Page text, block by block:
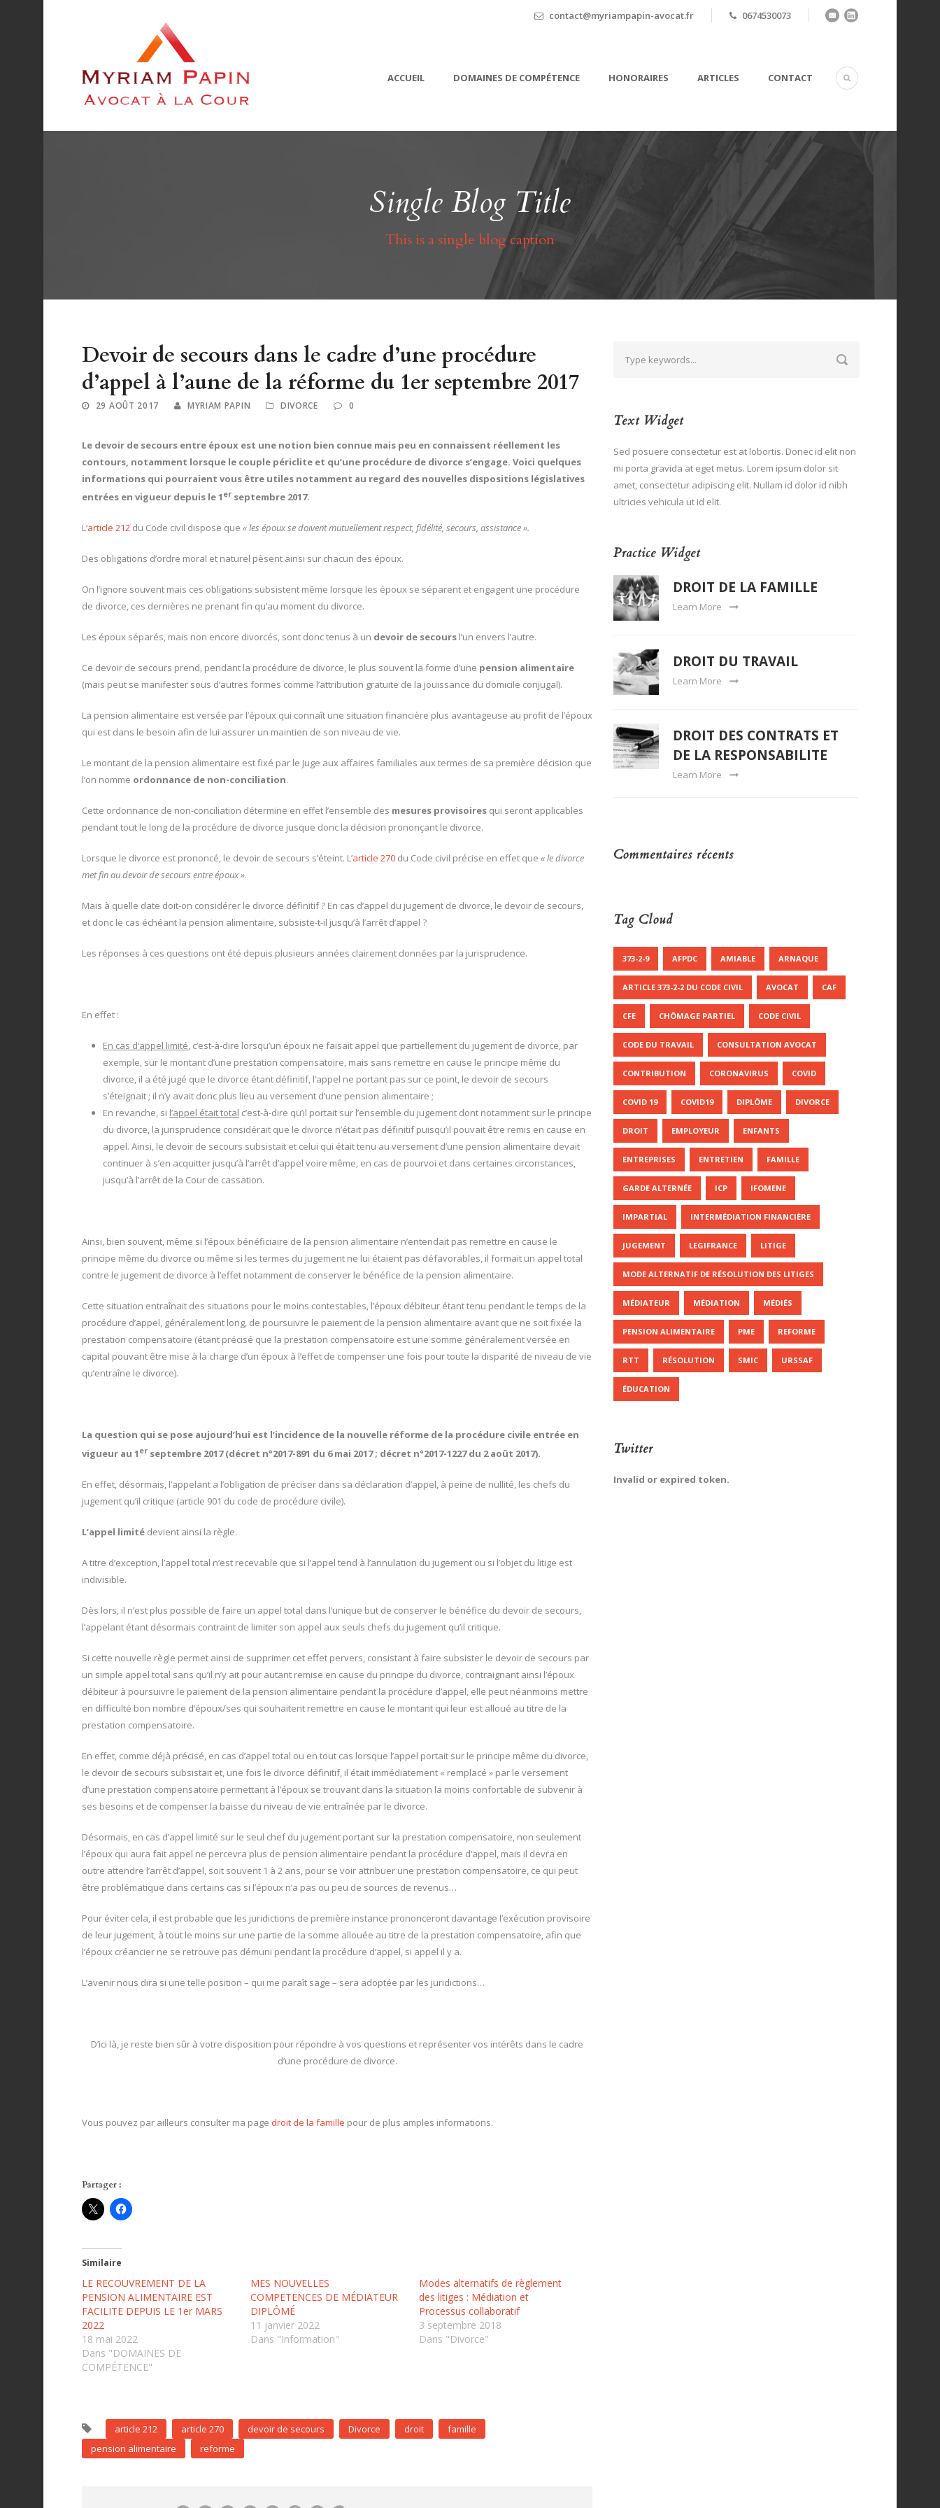
contact@myriampapin-avocat.fr 0674530073
ACCUEIL DOMAINES DE COMPÉTENCE HONORAIRES ARTICLES CONTACT
Single Blog Title
This is a single blog caption
Devoir de secours dans le cadre d’une procédure
d’appel à l’aune de la réforme du 1er septembre 2017
29 AOÛT 2017 MYRIAM PAPIN DIVORCE 0
Le devoir de secours entre époux est une notion bien connue mais peu en connaissent réellement les
contours, notamment lorsque le couple périclite et qu’une procédure de divorce s’engage. Voici quelques
informations qui pourraient vous être utiles notamment au regard des nouvelles dispositions législatives
entrées en vigueur depuis le 1 er septembre 2017.
L’article 212 du Code civil dispose que « les époux se doivent mutuellement respect, fidélité, secours, assistance ».
Des obligations d’ordre moral et naturel pèsent ainsi sur chacun des époux.
On l’ignore souvent mais ces obligations subsistent même lorsque les époux se séparent et engagent une procédure
de divorce, ces dernières ne prenant fin qu’au moment du divorce.
Les époux séparés, mais non encore divorcés, sont donc tenus à un devoir de secours l’un envers l’autre.
Ce devoir de secours prend, pendant la procédure de divorce, le plus souvent la forme d’une pension alimentaire
(mais peut se manifester sous d’autres formes comme l’attribution gratuite de la jouissance du domicile conjugal).
La pension alimentaire est versée par l’époux qui connaît une situation financière plus avantageuse au profit de l’époux
qui est dans le besoin afin de lui assurer un maintien de son niveau de vie.
Le montant de la pension alimentaire est fixé par le Juge aux affaires familiales aux termes de sa première décision que
l’on nomme ordonnance de non-conciliation.
Cette ordonnance de non-conciliation détermine en effet l’ensemble des mesures provisoires qui seront applicables
pendant tout le long de la procédure de divorce jusque donc la décision prononçant le divorce.
Lorsque le divorce est prononcé, le devoir de secours s’éteint. L’article 270 du Code civil précise en effet que « le divorce
met fin au devoir de secours entre époux ».
Mais à quelle date doit-on considérer le divorce définitif ? En cas d’appel du jugement de divorce, le devoir de secours,
et donc le cas échéant la pension alimentaire, subsiste-t-il jusqu’à l’arrêt d’appel ?
Les réponses à ces questions ont été depuis plusieurs années clairement données par la jurisprudence.
En effet :
En cas d’appel limité, c’est-à-dire lorsqu’un époux ne faisait appel que partiellement du jugement de divorce, par
exemple, sur le montant d’une prestation compensatoire, mais sans remettre en cause le principe même du
divorce, il a été jugé que le divorce étant définitif, l’appel ne portant pas sur ce point, le devoir de secours
s’éteignait ; il n’y avait donc plus lieu au versement d’une pension alimentaire ;
En revanche, si l’appel était total c’est-à-dire qu’il portait sur l’ensemble du jugement dont notamment sur le principe
du divorce, la jurisprudence considérait que le divorce n’était pas définitif puisqu’il pouvait être remis en cause en
appel. Ainsi, le devoir de secours subsistait et celui qui était tenu au versement d’une pension alimentaire devait
continuer à s’en acquitter jusqu’à l’arrêt d’appel voire même, en cas de pourvoi et dans certaines circonstances,
jusqu’à l’arrêt de la Cour de cassation.
Ainsi, bien souvent, même si l’époux bénéficiaire de la pension alimentaire n’entendait pas remettre en cause le
principe même du divorce ou même si les termes du jugement ne lui étaient pas défavorables, il formait un appel total
contre le jugement de divorce à l’effet notamment de conserver le bénéfice de la pension alimentaire.
Cette situation entraînait des situations pour le moins contestables, l’époux débiteur étant tenu pendant le temps de la
procédure d’appel, généralement long, de poursuivre le paiement de la pension alimentaire avant que ne soit fixée la
prestation compensatoire (étant précisé que la prestation compensatoire est une somme généralement versée en
capital pouvant être mise à la charge d’un époux à l’effet de compenser une fois pour toute la disparité de niveau de vie
qu’entraîne le divorce).
La question qui se pose aujourd’hui est l’incidence de la nouvelle réforme de la procédure civile entrée en
vigueur au 1 er septembre 2017 (décret n°2017-891 du 6 mai 2017 ; décret n°2017-1227 du 2 août 2017).
En effet, désormais, l’appelant a l’obligation de préciser dans sa déclaration d’appel, à peine de nullité, les chefs du
jugement qu’il critique (article 901 du code de procédure civile).
L’appel limité devient ainsi la règle.
A titre d’exception, l’appel total n’est recevable que si l’appel tend à l’annulation du jugement ou si l’objet du litige est
indivisible.
Dès lors, il n’est plus possible de faire un appel total dans l’unique but de conserver le bénéfice du devoir de secours,
l’appelant étant désormais contraint de limiter son appel aux seuls chefs du jugement qu’il critique.
Si cette nouvelle règle permet ainsi de supprimer cet effet pervers, consistant à faire subsister le devoir de secours par
un simple appel total sans qu’il n’y ait pour autant remise en cause du principe du divorce, contraignant ainsi l’époux
débiteur à poursuivre le paiement de la pension alimentaire pendant la procédure d’appel, elle peut néanmoins mettre
en difficulté bon nombre d’époux/ses qui souhaitent remettre en cause le montant qui leur est alloué au titre de la
prestation compensatoire.
En effet, comme déjà précisé, en cas d’appel total ou en tout cas lorsque l’appel portait sur le principe même du divorce,
le devoir de secours subsistait et, une fois le divorce définitif, il était immédiatement « remplacé » par le versement
d’une prestation compensatoire permettant à l’époux se trouvant dans la situation la moins confortable de subvenir à
ses besoins et de compenser la baisse du niveau de vie entraînée par le divorce.
Désormais, en cas d’appel limité sur le seul chef du jugement portant sur la prestation compensatoire, non seulement
l’époux qui aura fait appel ne percevra plus de pension alimentaire pendant la procédure d’appel, mais il devra en
outre attendre l’arrêt d’appel, soit souvent 1 à 2 ans, pour se voir attribuer une prestation compensatoire, ce qui peut
être problématique dans certains cas si l’époux n’a pas ou peu de sources de revenus…
Pour éviter cela, il est probable que les juridictions de première instance prononceront davantage l’exécution provisoire
de leur jugement, à tout le moins sur une partie de la somme allouée au titre de la prestation compensatoire, afin que
l’époux créancier ne se retrouve pas démuni pendant la procédure d’appel, si appel il y a.
L’avenir nous dira si une telle position – qui me paraît sage – sera adoptée par les juridictions…
D’ici là, je reste bien sûr à votre disposition pour répondre à vos questions et représenter vos intérêts dans le cadre
d’une procédure de divorce.
Vous pouvez par ailleurs consulter ma page droit de la famille pour de plus amples informations.
Partager :
Similaire
LE RECOUVREMENT DE LA
PENSION ALIMENTAIRE EST
FACILITE DEPUIS LE 1er MARS
2022
18 mai 2022
Dans "DOMAINES DE
COMPÉTENCE"
MES NOUVELLES
COMPETENCES DE MÉDIATEUR
DIPLÔMÉ
11 janvier 2022
Dans "Information"
Modes alternatifs de règlement
des litiges : Médiation et
Processus collaboratif
3 septembre 2018
Dans "Divorce"
article 212 article 270 devoir de secours Divorce droit
famille
pension alimentaire
reforme
Text Widget
Sed posuere consectetur est at lobortis. Donec id elit non
mi porta gravida at eget metus. Lorem ipsum dolor sit
amet, consectetur adipiscing elit. Nullam id dolor id nibh
ultricies vehicula ut id elit.
Practice Widget
DROIT DE LA FAMILLE
Learn More
DROIT DU TRAVAIL
Learn More
DROIT DES CONTRATS ET
DE LA RESPONSABILITE
Learn More
Commentaires récents
Tag Cloud
373-2-9 AFPDC AMIABLE ARNAQUE
ARTICLE 373-2-2 DU CODE CIVIL AVOCAT CAF
CFE CHÔMAGE PARTIEL CODE CIVIL
CODE DU TRAVAIL CONSULTATION AVOCAT
CONTRIBUTION CORONAVIRUS COVID
COVID 19 COVID19 DIPLÔME DIVORCE
DROIT EMPLOYEUR ENFANTS
ENTREPRISES ENTRETIEN FAMILLE
GARDE ALTERNÉE ICP IFOMENE
IMPARTIAL INTERMÉDIATION FINANCIÈRE
JUGEMENT LEGIFRANCE LITIGE
MODE ALTERNATIF DE RÉSOLUTION DES LITIGES
MÉDIATEUR MÉDIATION MÉDIÉS
PENSION ALIMENTAIRE PME REFORME
RTT RÉSOLUTION SMIC URSSAF
ÉDUCATION
Twitter
Invalid or expired token.